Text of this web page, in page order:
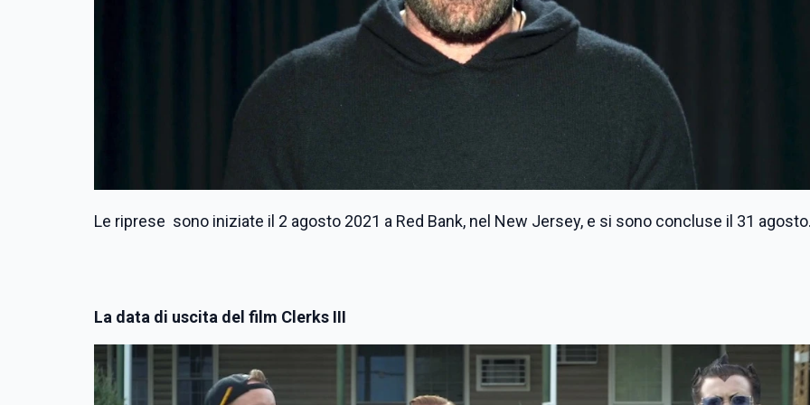
Le riprese sono iniziate il 2 agosto 2021 a Red Bank, nel New Jersey, e si sono concluse il 31
La data di uscita del film Clerks III